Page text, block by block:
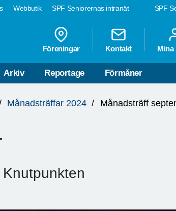
SPF
Webbutik SPF Seniorernas intranät
Föreningar Kontakt Mina
Arkiv Reportage Förmåner
Månadsträffar 2024 Månadsträff